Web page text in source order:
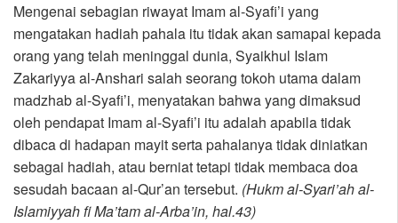
Mengenai sebagian riwayat Imam al-Syafi’i yang
mengatakan hadiah pahala itu tidak akan samapai kepada
orang yang telah meninggal dunia, Syaikhul Islam
Zakariyya al-Anshari salah seorang tokoh utama dalam
madzhab al-Syafi’i, menyatakan bahwa yang dimaksud
oleh pendapat Imam al-Syafi’i itu adalah apabila tidak
dibaca di hadapan mayit serta pahalanya tidak diniatkan
sebagai hadiah, atau berniat tetapi tidak membaca doa
sesudah bacaan al-Qur’an tersebut. (Hukm al-Syari’ah al-
Islamiyyah fi Ma’tam al-Arba’in, hal.43)